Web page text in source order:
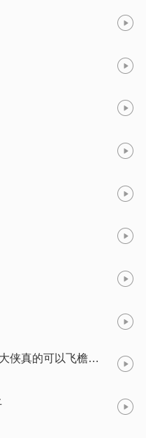
【018】郝可乐采访录：古代的大侠真的可以飞檐走壁吗？